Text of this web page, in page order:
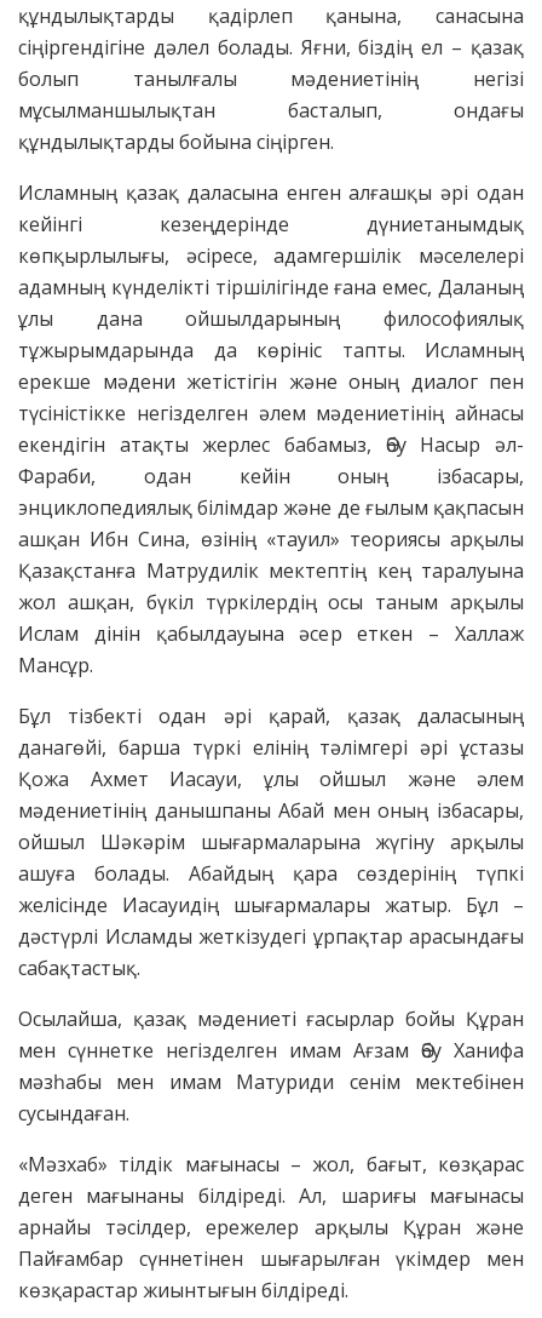
құндылықтарды қадірлеп қанына, санасына
сіңіргендігіне дәлел болады. Яғни, біздің ел – қазақ
болып танылғалы мәдениетінің негізі
мұсылманшылықтан басталып, ондағы
құндылықтарды бойына сіңірген.
Исламның қазақ даласына енген алғашқы әрі одан
кейінгі кезеңдерінде дүниетанымдық
көпқырлылығы, әсіресе, адамгершілік мәселелері
адамның күнделікті тіршілігінде ғана емес, Даланың
ұлы дана ойшылдарының философиялық
тұжырымдарында да көрініс тапты. Исламның
ерекше мәдени жетістігін және оның диалог пен
түсіністікке негізделген әлем мәдениетінің айнасы
екендігін атақты жерлес бабамыз, Әбу Насыр әл-
Фараби, одан кейін оның ізбасары,
энциклопедиялық білімдар және де ғылым қақпасын
ашқан Ибн Сина, өзінің «тауил» теориясы арқылы
Қазақстанға Матрудилік мектептің кең таралуына
жол ашқан, бүкіл түркілердің осы таным арқылы
Ислам дінін қабылдауына әсер еткен – Халлаж
Мансұр.
Бұл тізбекті одан әрі қарай, қазақ даласының
данагөйі, барша түркі елінің тәлімгері әрі ұстазы
Қожа Ахмет Иасауи, ұлы ойшыл және әлем
мәдениетінің данышпаны Абай мен оның ізбасары,
ойшыл Шәкәрім шығармаларына жүгіну арқылы
ашуға болады. Абайдың қара сөздерінің түпкі
желісінде Иасауидің шығармалары жатыр. Бұл –
дәстүрлі Исламды жеткізудегі ұрпақтар арасындағы
сабақтастық.
Осылайша, қазақ мәдениеті ғасырлар бойы Құран
мен сүннетке негізделген имам Ағзам Әбу Ханифа
мәзһабы мен имам Матуриди сенім мектебінен
сусындаған.
«Мәзхаб» тілдік мағынасы – жол, бағыт, көзқарас
деген мағынаны білдіреді. Ал, шариғы мағынасы
арнайы тәсілдер, ережелер арқылы Құран және
Пайғамбар сүннетінен шығарылған үкімдер мен
көзқарастар жиынтығын білдіреді.